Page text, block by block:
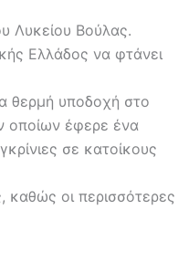
Λυκείου Βούλας.
Ελλάδος να φτάνει
θερμή υποδοχή στο
οποίων έφερε ένα
σε κατοίκους
καθώς οι περισσότερες